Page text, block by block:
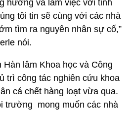
và Công nghệ. Nếu được sự
chuyên gia nước ngoài
thêm các trang thiết bị để
nguyên nhân sự cố môi
hướng và làm việc với tinh
tôi tin sẽ cùng với các nhà
tìm ra nguyên nhân sự cố,”